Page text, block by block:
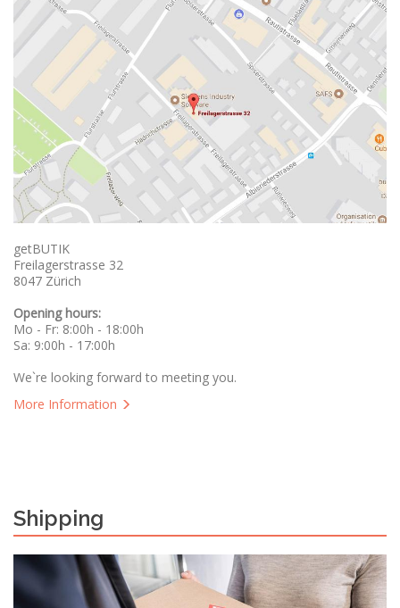
getBUTIK
Freilagerstrasse 32
8047 Zürich
Opening hours:
Mo - Fr: 8:00h - 18:00h
Sa: 9:00h - 17:00h
We`re looking forward to meeting you.
More Information
Shipping